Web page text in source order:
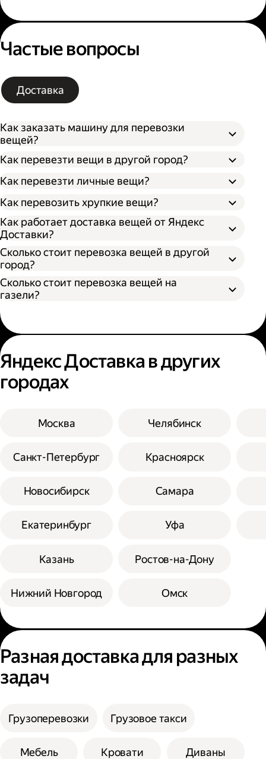
Частые вопросы
Доставка
Как заказать машину для перевозки
вещей?
Как перевезти вещи в другой город?
Как перевезти личные вещи?
Как перевозить хрупкие вещи?
Как работает доставка вещей от Яндекс
Доставки?
Сколько стоит перевозка вещей в другой
город?
Сколько стоит перевозка вещей на
газели?
Яндекс Доставка в других
городах
Москва
Санкт-Петербург
Новосибирск
Екатеринбург
Казань
Нижний Новгород
Челябинск
Красноярск
Самара
Уфа
Ростов-на-Дону
Омск
Разная доставка для разных
задач
Грузоперевозки Грузовое такси
Мебель Кровати Диваны